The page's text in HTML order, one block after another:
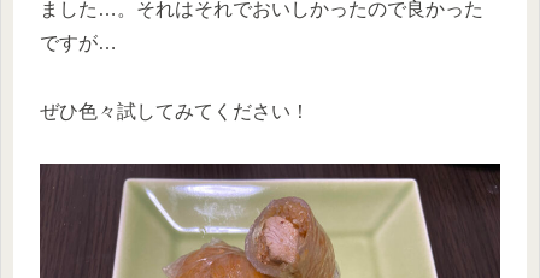
ました…。それはそれでおいしかったので良かった
ですが…
ぜひ色々試してみてください！